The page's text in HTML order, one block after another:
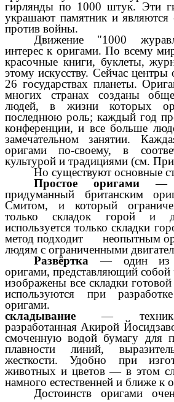
гирлянды по 1000 штук. Эти
украшают памятник и являются
против войны.
Движение "1000
интерес к оригами. По всему
красочные книги, буклеты,
этому искусству. Сейчас
26 государствах планеты.
многих странах созданы
людей, в жизни которых
последнюю роль; каждый год
конференции, и все больше
замечательном занятии.
оригами по-своему, в
культурой и традициями (см.
Но существуют основные
Простое оригами—
придуманный британским
Смитом, и который
только складок горой и
используется толькоскладки
метод подходит неопытным
людям с ограниченными
Развёртка — один из
оригами, представляющий собой
изображены все складки
используются при
складывание — техника
разработанная Акирой
смоченную водой бумагу для
плавности линий,
жесткости. Удобно при
животных и цветов— в этом
намного естественней и ближе
Достоинств оригами